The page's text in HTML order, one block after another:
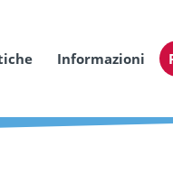
Informazioni